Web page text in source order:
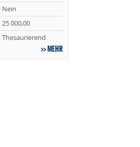
Nein
25 000,00
Thesaurierend
MEHR